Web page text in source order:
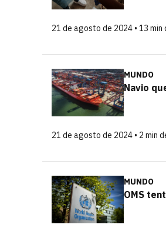
21 de agosto de 2024 • 13
MUNDO
Navio
21 de agosto de 2024 • 2 min
MUNDO
OMS